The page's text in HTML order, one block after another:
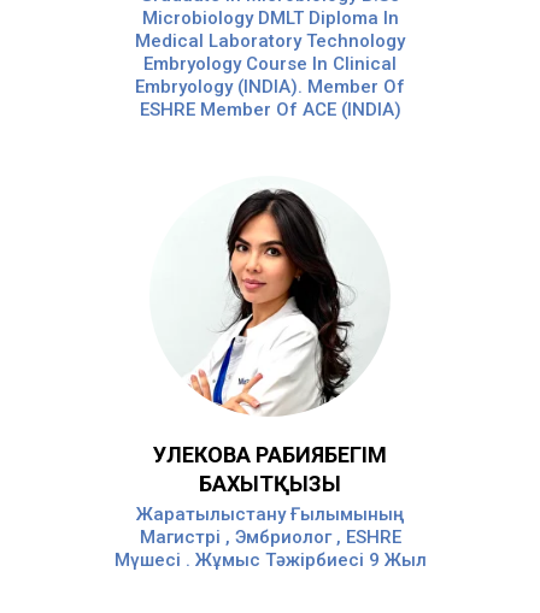
Microbiology DMLT Diploma In
Medical Laboratory Technology
Embryology Course In Clinical
Embryology (INDIA). Member Of
ESHRE Member Of ACE (INDIA)
УЛЕКОВА РАБИЯБЕГІМ
БАХЫТҚЫЗЫ
Жаратылыстану Ғылымының
Магистрі , Эмбриолог , ESHRE
Мүшесі . Жұмыс Тәжірбиесі 9 Жыл